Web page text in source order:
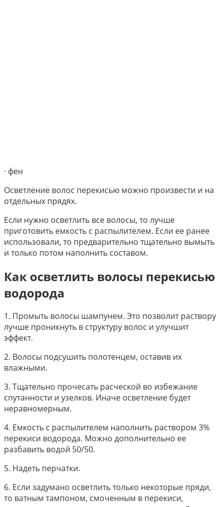
· фен
Осветление волос перекисью можно произвести и на
отдельных прядях.
Если нужно осветлить все волосы, то лучше
приготовить емкость с распылителем. Если ее ранее
использовали, то предварительно тщательно вымыть
и только потом наполнить составом.
Как осветлить волосы перекисью
водорода
1. Промыть волосы шампунем. Это позволит раствору
лучше проникнуть в структуру волос и улучшит
эффект.
2. Волосы подсушить полотенцем, оставив их
влажными.
3. Тщательно прочесать расческой во избежание
спутанности и узелков. Иначе осветление будет
неравномерным.
4. Емкость с распылителем наполнить раствором 3%
перекиси водорода. Можно дополнительно ее
разбавить водой 50/50.
5. Надеть перчатки.
6. Если задумано осветлить только некоторые пряди,
то ватным тампоном, смоченным в перекиси,